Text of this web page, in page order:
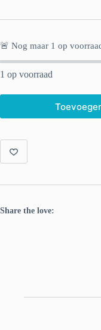
🚨 Nog maar 1 op
1 op voorraad
Share the love: